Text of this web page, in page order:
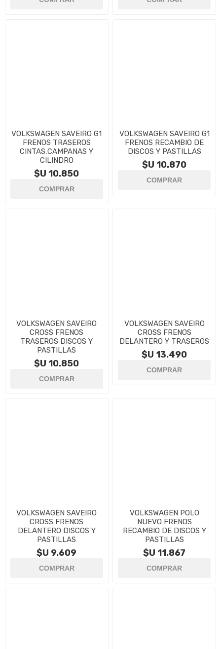
VOLKSWAGEN SAVEIRO G1
FRENOS TRASEROS
CINTAS,CAMPANAS Y
CILINDRO
$U 10.850
VOLKSWAGEN SAVEIRO G1
FRENOS RECAMBIO DE
DISCOS Y PASTILLAS
$U 10.870
VOLKSWAGEN SAVEIRO
CROSS FRENOS
TRASEROS DISCOS Y
PASTILLAS
$U 10.850
VOLKSWAGEN SAVEIRO
CROSS FRENOS
DELANTERO Y TRASEROS
$U 13.490
VOLKSWAGEN SAVEIRO
CROSS FRENOS
DELANTERO DISCOS Y
PASTILLAS
$U 9.609
VOLKSWAGEN POLO
NUEVO FRENOS
RECAMBIO DE DISCOS Y
PASTILLAS
$U 11.867